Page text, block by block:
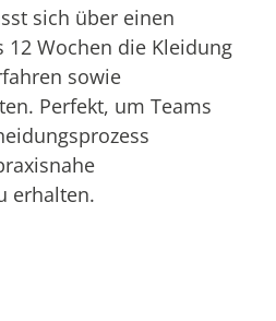
sich über einen
Wochen die Kleidung
sowie
Perfekt, um Teams
erhalten.